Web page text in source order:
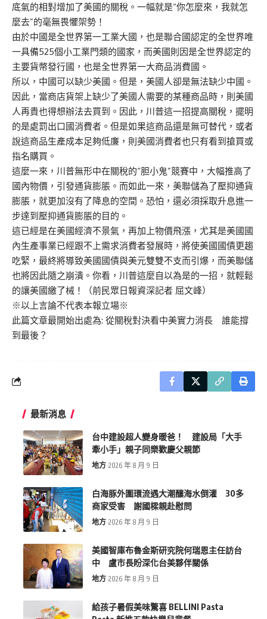
底氣的相對增加了美國的關稅。一幅就是“你怎麼來，我就怎
麼去”的毫無畏懼架勢！
由於中國是全世界第一工業大國，也是聯合國認定的全世界唯
一具備525個小工業門類的國家，而美國則因是全世界認定的
主要貨幣發行國，也是全世界第一大商品消費國。
所以，中國可以缺少美國。但是，美國人卻是無法缺少中國。
因此，當商店貨架上缺少了美國人需要的某種商品時，則美國
人再貴也得想辦法去買到。因此，川普這一招提高關稅，擺明
的是處罰出口國消費者。但是如果這商品還是無可替代，或者
說這商品生產成本足夠低廉，則美國消費者也只有看到搶買或
指名購買。
這麼一來，川普無形中在關稅的“胆小鬼”競賽中，大幅推高了
國內物價，引發通貨膨脹。而如此一來，美聯儲為了壓抑通貨
膨脹，就更加沒有了降息的空間。恐怕，還必須採取升息進一
步達到壓抑通貨膨脹的目的。
這已經是在美國經濟不景氣，再加上物價飛漲，尤其是美國國
內生產事業已經跟不上需求消費者發展時，將使美國國債更趨
吃緊，最終將導致美國國債與美元雙雙不支而引爆，而美聯儲
也將因此隨之崩潰。你看，川普這麼自以為是的一招，就輕鬆
的讓美國繳了械！（前民眾日報資深記者 屈文峰）
※以上言論不代表本報立場※
此篇文章最開始出處為: 從關稅對決看中美實力消長 誰能撐
到最後？
最新消息
台中建設超人變身暖爸！ 建設局「大手
牽小手」親子同樂歡慶父親節
地方 2026 年 8 月 9 日
白海豚外圍環流遇大潮釀海水倒灌 30多
商家受害 謝國樑親赴慰問
地方 2026 年 8 月 9 日
美國智庫布魯金斯研究院何瑞恩主任訪台
中 盧市長盼深化台美夥伴關係
地方 2026 年 8 月 9 日
給孩子暑假美味驚喜 BELLINI Pasta